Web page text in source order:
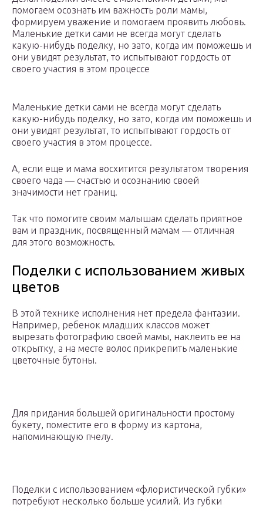
помогаем осознать им важность роли мамы,
формируем уважение и помогаем проявить любовь.
Маленькие детки сами не всегда могут сделать
какую-нибудь поделку, но зато, когда им поможешь и
они увидят результат, то испытывают гордость от
своего участия в этом процессе
Маленькие детки сами не всегда могут сделать
какую-нибудь поделку, но зато, когда им поможешь и
они увидят результат, то испытывают гордость от
своего участия в этом процессе.
А, если еще и мама восхитится результатом творения
своего чада — счастью и осознанию своей
значимости нет границ.
Так что помогите своим малышам сделать приятное
вам и праздник, посвященный мамам — отличная
для этого возможность.
Поделки с использованием живых
цветов
В этой технике исполнения нет предела фантазии.
Например, ребенок младших классов может
вырезать фотографию своей мамы, наклеить ее на
открытку, а на месте волос прикрепить маленькие
цветочные бутоны.
Для придания большей оригинальности простому
букету, поместите его в форму из картона,
напоминающую пчелу.
Поделки с использованием «флористической губки»
потребуют несколько больше усилий. Из губки